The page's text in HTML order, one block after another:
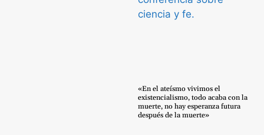
«En el ateísmo vivimos el
existencialismo, todo acaba con la
muerte, no hay esperanza futura
después de la muerte»